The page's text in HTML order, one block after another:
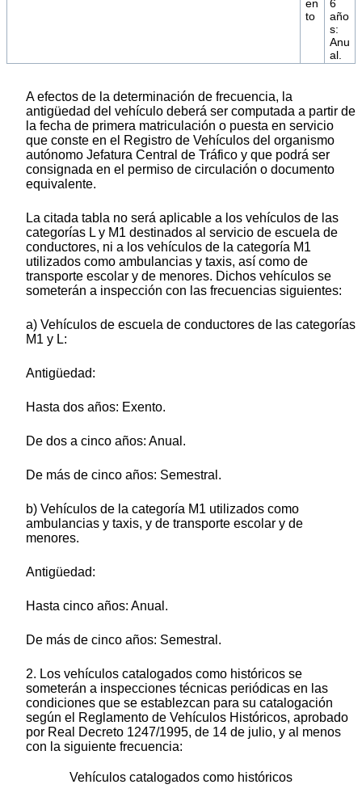
en
to
6
año
s:
Anu
al.
A efectos de la determinación de frecuencia, la
antigüedad del vehículo deberá ser computada a partir de
la fecha de primera matriculación o puesta en servicio
que conste en el Registro de Vehículos del organismo
autónomo Jefatura Central de Tráfico y que podrá ser
consignada en el permiso de circulación o documento
equivalente.
La citada tabla no será aplicable a los vehículos de las
categorías L y M1 destinados al servicio de escuela de
conductores, ni a los vehículos de la categoría M1
utilizados como ambulancias y taxis, así como de
transporte escolar y de menores. Dichos vehículos se
someterán a inspección con las frecuencias siguientes:
a) Vehículos de escuela de conductores de las categorías
M1 y L:
Antigüedad:
Hasta dos años: Exento.
De dos a cinco años: Anual.
De más de cinco años: Semestral.
b) Vehículos de la categoría M1 utilizados como
ambulancias y taxis, y de transporte escolar y de
menores.
Antigüedad:
Hasta cinco años: Anual.
De más de cinco años: Semestral.
2. Los vehículos catalogados como históricos se
someterán a inspecciones técnicas periódicas en las
condiciones que se establezcan para su catalogación
según el Reglamento de Vehículos Históricos, aprobado
por Real Decreto 1247/1995, de 14 de julio, y al menos
con la siguiente frecuencia:
Vehículos catalogados como históricos